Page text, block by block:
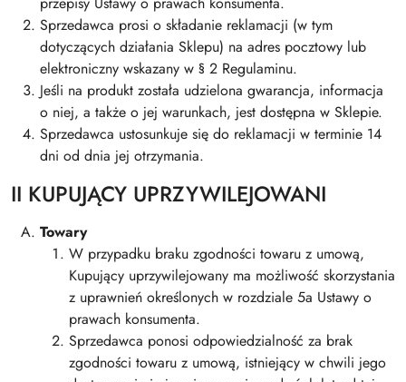
Sprzedawca prosi o składanie reklamacji (w tym
dotyczących działania Sklepu) na adres pocztowy lub
elektroniczny wskazany w § 2 Regulaminu.
Jeśli na produkt została udzielona gwarancja, informacja
o niej, a także o jej warunkach, jest dostępna w Sklepie.
Sprzedawca ustosunkuje się do reklamacji w terminie 14
dni od dnia jej otrzymania.
II KUPUJĄCY UPRZYWILEJOWANI
Towary
W przypadku braku zgodności towaru z umową,
Kupujący uprzywilejowany ma możliwość skorzystania
z uprawnień określonych w rozdziale 5a Ustawy o
prawach konsumenta.
Sprzedawca ponosi odpowiedzialność za brak
zgodności towaru z umową, istniejący w chwili jego